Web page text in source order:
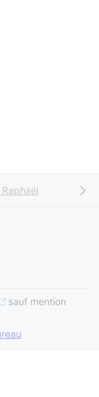
Raphaël
sauf mention